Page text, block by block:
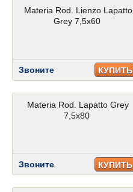
Materia Rod. Lienzo Lapatto
Grey 7,5x60
Звоните КУПИТЬ
Materia Rod. Lapatto Grey
7,5x80
Звоните КУПИТЬ